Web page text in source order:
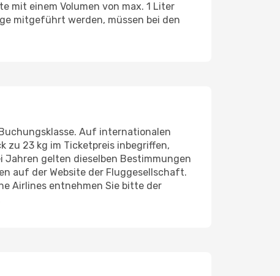
mit einem Volumen von max. 1 Liter
mitgeführt werden, müssen bei den
Auf internationalen
zu 23 kg im Ticketpreis inbegriffen,
Jahren gelten dieselben Bestimmungen
auf der Website der Fluggesellschaft.
Airlines entnehmen Sie bitte der